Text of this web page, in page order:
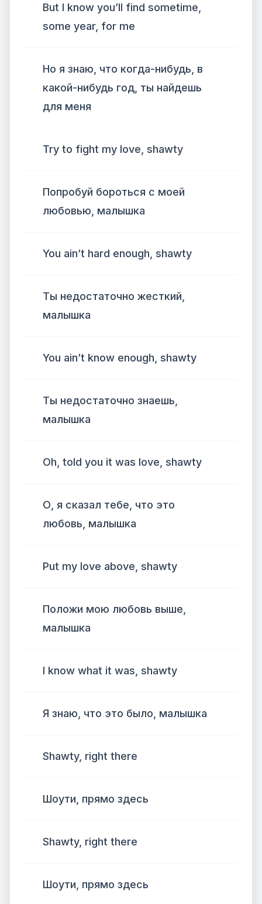
But I know you’ll find sometime,
some year, for me
Но я знаю, что когда-нибудь, в
какой-нибудь год, ты найдешь
для меня
Try to fight my love, shawty
Попробуй бороться с моей
любовью, малышка
You ain’t hard enough, shawty
Ты недостаточно жесткий,
малышка
You ain’t know enough, shawty
Ты недостаточно знаешь,
малышка
Oh, told you it was love, shawty
О, я сказал тебе, что это
любовь, малышка
Put my love above, shawty
Положи мою любовь выше,
малышка
I know what it was, shawty
Я знаю, что это было, малышка
Shawty, right there
Шоути, прямо здесь
Shawty, right there
Шоути, прямо здесь